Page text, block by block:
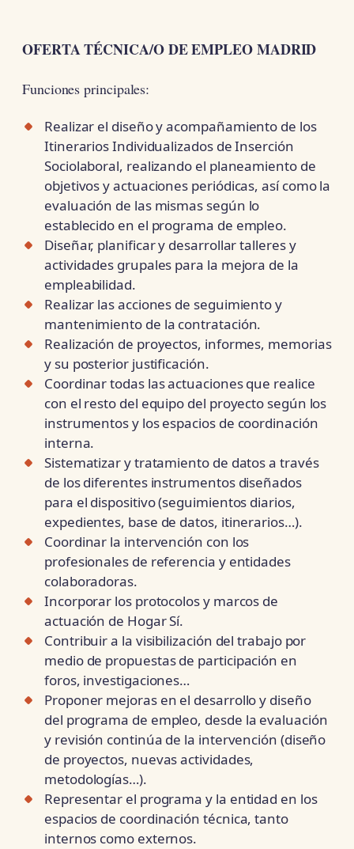
OFERTA TÉCNICA/O DE EMPLEO MADRID
Funciones principales:
Realizar el diseño y acompañamiento de los
Itinerarios Individualizados de Inserción
Sociolaboral, realizando el planeamiento de
objetivos y actuaciones periódicas, así como la
evaluación de las mismas según lo
establecido en el programa de empleo.
Diseñar, planificar y desarrollar talleres y
actividades grupales para la mejora de la
empleabilidad.
Realizar las acciones de seguimiento y
mantenimiento de la contratación.
Realización de proyectos, informes, memorias
y su posterior justificación.
Coordinar todas las actuaciones que realice
con el resto del equipo del proyecto según los
instrumentos y los espacios de coordinación
interna.
Sistematizar y tratamiento de datos a través
de los diferentes instrumentos diseñados
para el dispositivo (seguimientos diarios,
expedientes, base de datos, itinerarios…).
Coordinar la intervención con los
profesionales de referencia y entidades
colaboradoras.
Incorporar los protocolos y marcos de
actuación de Hogar Sí.
Contribuir a la visibilización del trabajo por
medio de propuestas de participación en
foros, investigaciones…
Proponer mejoras en el desarrollo y diseño
del programa de empleo, desde la evaluación
y revisión continúa de la intervención (diseño
de proyectos, nuevas actividades,
metodologías…).
Representar el programa y la entidad en los
espacios de coordinación técnica, tanto
internos como externos.